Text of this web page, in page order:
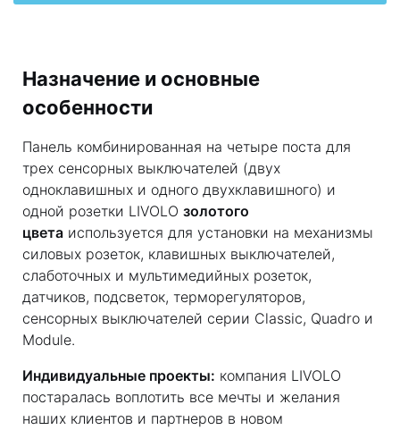
Назначение и основные
особенности
Панель комбинированная на четыре поста для
трех сенсорных выключателей (двух
одноклавишных и одного двухклавишного) и
одной розетки LIVOLO золотого
цвета используется для установки на механизмы
силовых розеток, клавишных выключателей,
слаботочных и мультимедийных розеток,
датчиков, подсветок, терморегуляторов,
сенсорных выключателей серии Classic, Quadro и
Module.
Индивидуальные проекты: компания LIVOLO
постаралась воплотить все мечты и желания
наших клиентов и партнеров в новом